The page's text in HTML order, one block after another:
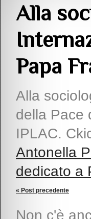
Alla
Papa
Alla
della Pace
IPLAC.
Antonella
dedicato a
« Post precedente
Non c'è